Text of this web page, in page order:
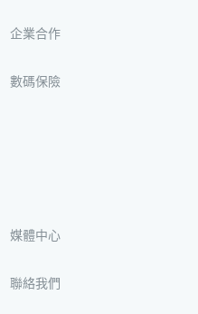
企業合作
數碼保險
媒體中心
聯絡我們